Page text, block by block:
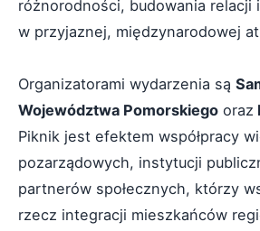
różnorodności, budowania relacji
w przyjaznej, międzynarodowej
Organizatorami wydarzenia są
Województwa Pomorskiego oraz
Piknik jest efektem współpracy
pozarządowych, instytucji
partnerów społecznych, którzy
rzecz integracji mieszkańców